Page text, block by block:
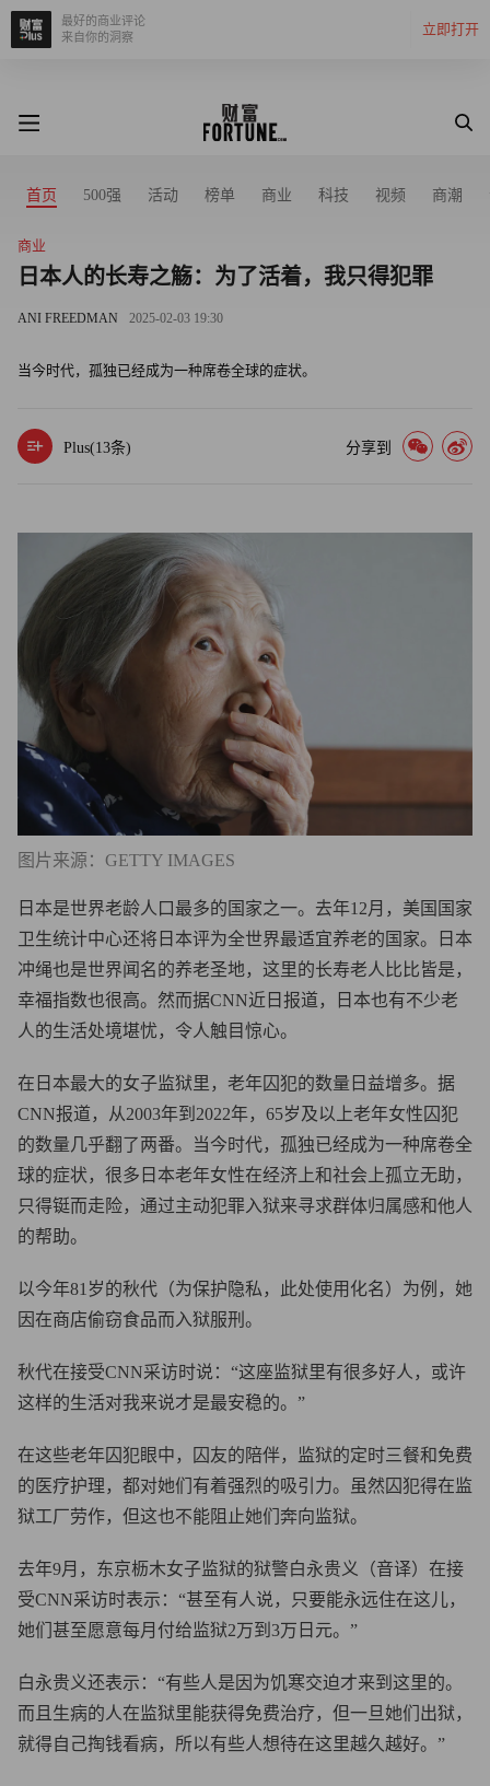
立即打开
最好的商业评论
来自你的洞察
首页 500强 活动 榜单 商业 科技 视频 商潮
商业
日本人的长寿之觞：为了活着，我只得犯罪
ANI FREEDMAN 2025-02-03 19:30
当今时代，孤独已经成为一种席卷全球的症状。
Plus(13条) 分享到
图片来源：GETTY IMAGES
日本是世界老龄人口最多的国家之一。去年12月，美国国家
卫生统计中心还将日本评为全世界最适宜养老的国家。日本
冲绳也是世界闻名的养老圣地，这里的长寿老人比比皆是，
幸福指数也很高。然而据CNN近日报道，日本也有不少老
人的生活处境堪忧，令人触目惊心。
在日本最大的女子监狱里，老年囚犯的数量日益增多。据
CNN报道，从2003年到2022年，65岁及以上老年女性囚犯
的数量几乎翻了两番。当今时代，孤独已经成为一种席卷全
球的症状，很多日本老年女性在经济上和社会上孤立无助，
只得铤而走险，通过主动犯罪入狱来寻求群体归属感和他人
的帮助。
以今年81岁的秋代（为保护隐私，此处使用化名）为例，她
因在商店偷窃食品而入狱服刑。
秋代在接受CNN采访时说：“这座监狱里有很多好人，或许
这样的生活对我来说才是最安稳的。”
在这些老年囚犯眼中，囚友的陪伴，监狱的定时三餐和免费
的医疗护理，都对她们有着强烈的吸引力。虽然囚犯得在监
狱工厂劳作，但这也不能阻止她们奔向监狱。
去年9月，东京枥木女子监狱的狱警白永贵义（音译）在接
受CNN采访时表示：“甚至有人说，只要能永远住在这儿，
她们甚至愿意每月付给监狱2万到3万日元。”
白永贵义还表示：“有些人是因为饥寒交迫才来到这里的。
而且生病的人在监狱里能获得免费治疗，但一旦她们出狱，
就得自己掏钱看病，所以有些人想待在这里越久越好。”